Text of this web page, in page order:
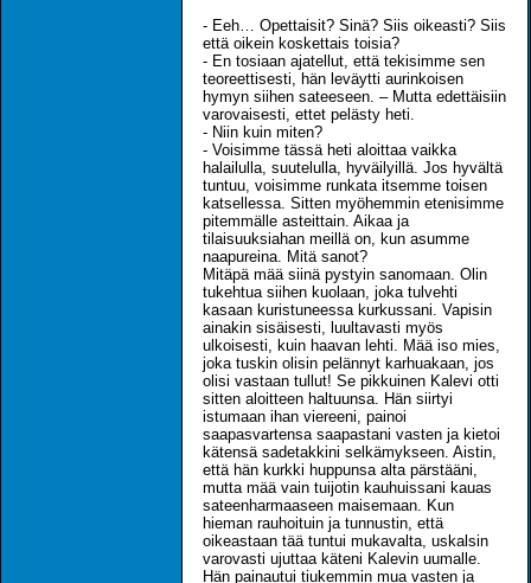
- Eeh… Opettaisit? Sinä? Siis oikeasti? Siis
että oikein koskettais toisia?
- En tosiaan ajatellut, että tekisimme sen
teoreettisesti, hän leväytti aurinkoisen
hymyn siihen sateeseen. – Mutta edettäisiin
varovaisesti, ettet pelästy heti.
- Niin kuin miten?
- Voisimme tässä heti aloittaa vaikka
halailulla, suutelulla, hyväilyillä. Jos hyvältä
tuntuu, voisimme runkata itsemme toisen
katsellessa. Sitten myöhemmin etenisimme
pitemmälle asteittain. Aikaa ja
tilaisuuksiahan meillä on, kun asumme
naapureina. Mitä sanot?
Mitäpä mää siinä pystyin sanomaan. Olin
tukehtua siihen kuolaan, joka tulvehti
kasaan kuristuneessa kurkussani. Vapisin
ainakin sisäisesti, luultavasti myös
ulkoisesti, kuin haavan lehti. Mää iso mies,
joka tuskin olisin pelännyt karhuakaan, jos
olisi vastaan tullut! Se pikkuinen Kalevi otti
sitten aloitteen haltuunsa. Hän siirtyi
istumaan ihan viereeni, painoi
saapasvartensa saapastani vasten ja kietoi
kätensä sadetakkini selkämykseen. Aistin,
että hän kurkki huppunsa alta pärstääni,
mutta mää vain tuijotin kauhuissani kauas
sateenharmaaseen maisemaan. Kun
hieman rauhoituin ja tunnustin, että
oikeastaan tää tuntui mukavalta, uskalsin
varovasti ujuttaa käteni Kalevin uumalle.
Hän painautui tiukemmin mua vasten ja